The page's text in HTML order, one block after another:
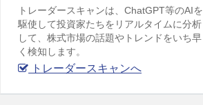
トレーダースキャンは、ChatGPT等のAIを
駆使して投資家たちをリアルタイムに分析
して、株式市場の話題やトレンドをいち早
く検知します。
トレーダースキャンへ